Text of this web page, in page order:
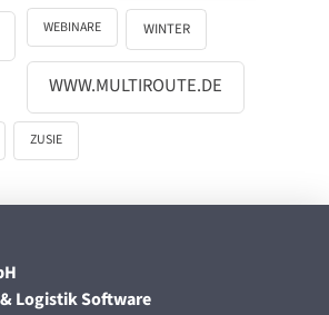
WEBINARE WINTER
WWW.MULTIROUTE.DE
ZUSIE
Logistik Software